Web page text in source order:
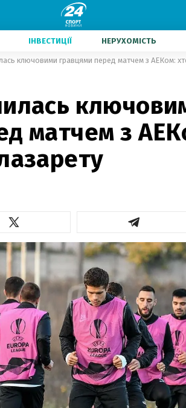
ІНВЕСТИЦІЇ НЕРУХОМІСТЬ
ключовими гравцями перед матчем з АЕКом:
матчем з